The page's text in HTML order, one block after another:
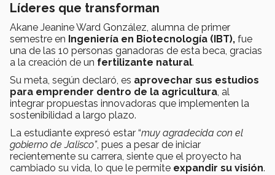
Líderes que transforman
Akane Jeanine Ward González, alumna de primer
semestre en Ingeniería en Biotecnología (IBT), fue
una de las 10 personas ganadoras de esta beca, gracias
a la creación de un fertilizante natural.
Su meta, según declaró, es aprovechar sus estudios
para emprender dentro de la agricultura, al
integrar propuestas innovadoras que implementen la
sostenibilidad a largo plazo.
La estudiante expresó estar “muy agradecida con el
gobierno de Jalisco”, pues a pesar de iniciar
recientemente su carrera, siente que el proyecto ha
cambiado su vida, lo que le permite expandir su visión.